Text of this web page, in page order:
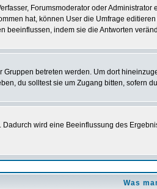
Forumsmoderator oder
hat, können User die Umfrage
beeinflussen, indem sie die Antworten
betreten werden. Um dort
du solltest sie um Zugang bitten, sofern
wird eine Beeinflussung des
Was